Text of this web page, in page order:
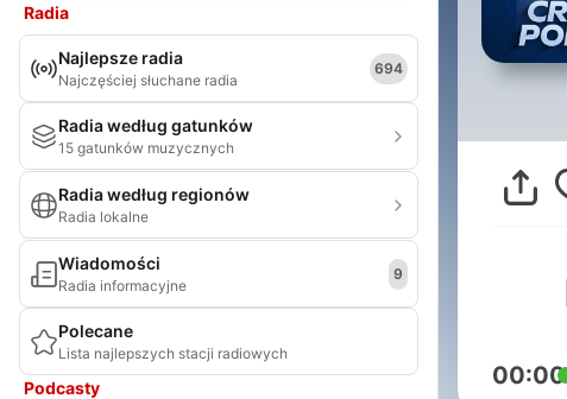
Radia
Najlepsze radia
Najczęściej słuchane radia
694
Radia według gatunków
15 gatunków muzycznych
Radia według regionów
Radia lokalne
Wiadomości
Radia informacyjne
9
Polecane
Lista najlepszych stacji radiowych
Podcasty 00:00